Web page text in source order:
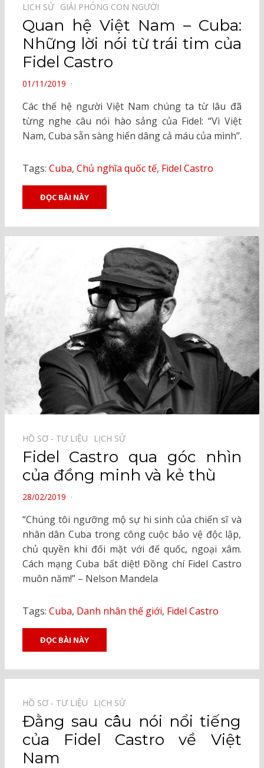
LỊCH SỬ⠀ GIẢI PHÓNG CON NGƯỜI⠀
Quan hệ Việt Nam – Cuba:
Những lời nói từ trái tim của
Fidel Castro
POSTED
01/11/2019
Các thế hệ người Việt Nam chúng ta từ lâu đã
từng nghe câu nói hào sảng của Fidel: “Vì Việt
Nam, Cuba sẵn sàng hiến dâng cả máu của mình”.
Tags: Cuba, Chủ nghĩa quốc tế, Fidel Castro
ĐỌC BÀI NÀY
HỒ SƠ - TƯ LIỆU⠀ LỊCH SỬ⠀
Fidel Castro qua góc nhìn
của đồng minh và kẻ thù
POSTED
28/02/2019
“Chúng tôi ngưỡng mộ sự hi sinh của chiến sĩ và
nhân dân Cuba trong công cuộc bảo vệ độc lập,
chủ quyền khi đối mặt với đế quốc, ngoại xâm.
Cách mạng Cuba bất diệt! Đồng chí Fidel Castro
muôn năm!” – Nelson Mandela
Tags: Cuba, Danh nhân thế giới, Fidel Castro
ĐỌC BÀI NÀY
HỒ SƠ - TƯ LIỆU⠀ LỊCH SỬ⠀
Đằng sau câu nói nổi tiếng
của Fidel Castro về Việt
Nam